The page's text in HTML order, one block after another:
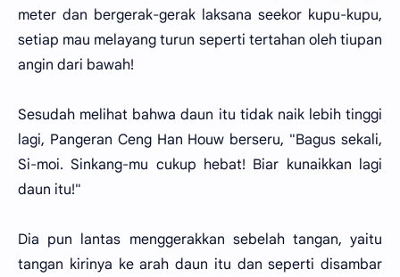
meter dan bergerak-gerak laksana seekor kupu-kupu,
setiap mau melayang turun seperti tertahan oleh tiupan
angin dari bawah!
Sesudah melihat bahwa daun itu tidak naik lebih tinggi
lagi, Pangeran Ceng Han Houw berseru, "Bagus sekali,
Si-moi. Sinkang-mu cukup hebat! Biar kunaikkan lagi
daun itu!"
Dia pun lantas menggerakkan sebelah tangan, yaitu
tangan kirinya ke arah daun itu dan seperti disambar